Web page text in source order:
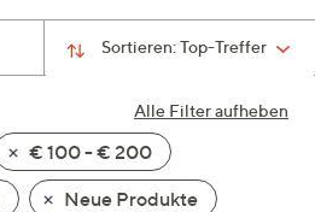
Sortieren:Top-Treffer
Alle Filter aufheben
€ 100 - € 200
Neue Produkte